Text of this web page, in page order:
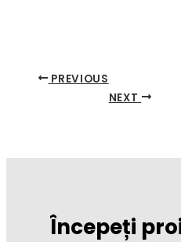
PREVIOUS
NEXT
Începeți